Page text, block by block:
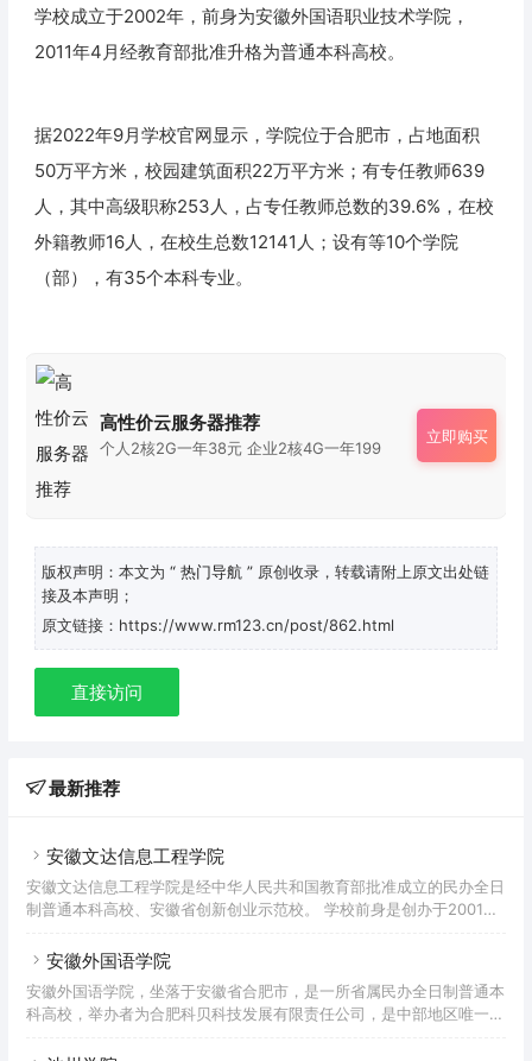
学校成立于2002年，前身为安徽外国语职业技术学院，
2011年4月经教育部批准升格为普通本科高校。
据2022年9月学校官网显示，学院位于合肥市，占地面积
50万平方米，校园建筑面积22万平方米；有专任教师639
人，其中高级职称253人，占专任教师总数的39.6%，在校
外籍教师16人，在校生总数12141人；设有等10个学院
（部），有35个本科专业。
高性价云服务器推荐
个人2核2G一年38元 企业2核4G一年199
立即购买
版权声明：本文为 “ 热门导航 ” 原创收录，转载请附上原文出处链
接及本声明；
原文链接：https://www.rm123.cn/post/862.html
直接访问
最新推荐
安徽文达信息工程学院
安徽文达信息工程学院是经中华人民共和国教育部批准成立的民办全日
制普通本科高校、安徽省创新创业示范校。 学校前身是创办于2001年
息技术职业学院基础上建立安徽文达信息工程学院，为全日制普通本科
应用与软件技术紧缺人才培养基地。截至2022年1月，学校占地面积
703亩，校舍建筑面积26.6万平方米，教学仪器设备总值近亿元；设有
安徽外国语学院
安徽外国语学院，坐落于安徽省合肥市，是一所省属民办全日制普通本
科高校，举办者为合肥科贝科技发展有限责任公司，是中部地区唯一一